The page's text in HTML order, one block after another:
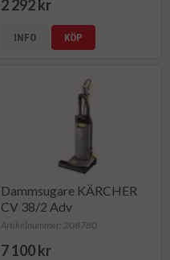
2 292 kr
INFO KÖP
Dammsugare KÄRCHER
CV 38/2 Adv
Artikelnummer: 208780
7 100 kr